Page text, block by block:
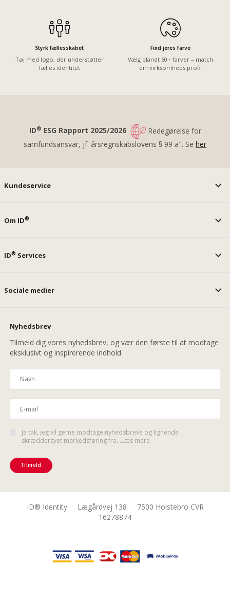
Styrk fællesskabet
Tøj med logo, der understøtter
fælles identitet
Find jeres farve
Vælg blandt 60+ farver – match
din virksomheds profil
ID® ESG Rapport 2025/2026
Redegørelse for
samfundsansvar, jf. årsregnskabslovens § 99 a". Se her
Kundeservice
Om ID®
ID® Services
Sociale medier
Nyhedsbrev
Tilmeld dig vores nyhedsbrev, og vær den første til at modtage
eksklusivt og inspirerende indhold.
Ja tak, jeg vil gerne modtage nyhedsbreve og lignende
skræddersyet markedsføring fra...Læs mere
Tilmeld
ID® Identity Lægårdvej 138 7500 Holstebro CVR
16278874